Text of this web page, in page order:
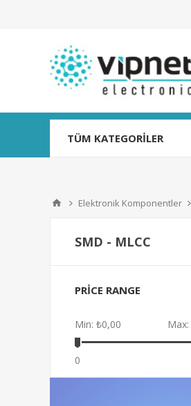
TÜM KATEGORILER
Elektronik Komponentler
SMD - MLCC
PRICE RANGE
Min: ₺0,00 Max:
0